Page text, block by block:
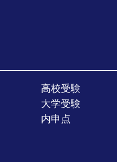
高校受験
大学受験
内申点